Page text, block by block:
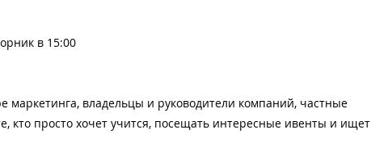
в 15:00
маркетинга, владельцы и руководители компаний, частные
кто просто хочет учится, посещать интересные ивенты и ищет